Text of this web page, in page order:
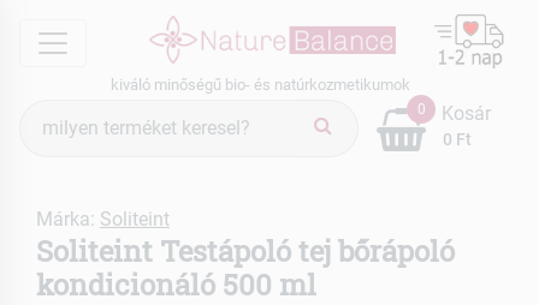
menu
kiváló minőségű bio- és natúrkozmetikumok
keresés
0
0 Ft
Kosár
Márka: Soliteint
Soliteint Testápoló tej bőrápoló
kondicionáló 500 ml